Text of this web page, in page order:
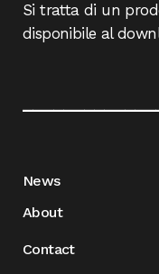
Si tratta di un
disponibile al
News
About
Contact